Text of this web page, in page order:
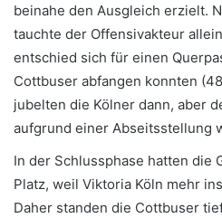
beinahe den Ausgleich erzielt.
tauchte der Offensivakteur
entschied sich für einen
Cottbuser abfangen konnten
jubelten die Kölner dann, aber
aufgrund einer Abseitsstellung
In der Schlussphase hatten die
Platz, weil Viktoria Köln mehr
Daher standen die Cottbuser